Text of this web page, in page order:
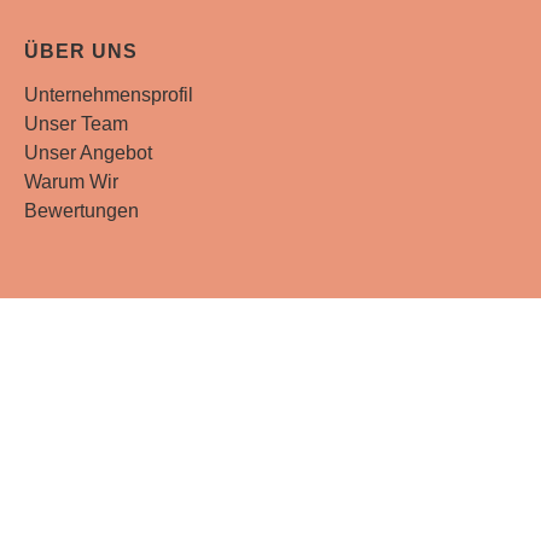
ÜBER UNS
Unternehmensprofil
Unser Team
Unser Angebot
Warum Wir
Bewertungen